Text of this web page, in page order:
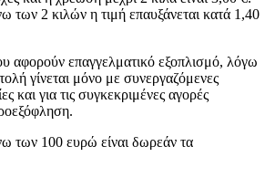
των 2 κιλών η τιμή επαυξάνεται κατά 1,40
αφορούν επαγγελματικό εξοπλισμό, λόγω
γίνεται μόνο με συνεργαζόμενες
και για τις συγκεκριμένες αγορές
των 100 ευρώ είναι δωρεάν τα